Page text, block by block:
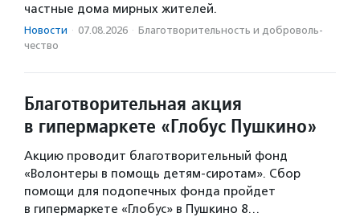
частные дома мирных жителей.
Новости · 07.08.2026 · Благотвори­тель­ность и доброволь­
чест­во
Благотворительная акция
в гипермаркете «Глобус Пушкино»
Акцию проводит благотворительный фонд
«Волонтеры в помощь детям-сиротам». Сбор
помощи для подопечных фонда пройдет
в гипермаркете «Глобус» в Пушкино 8…